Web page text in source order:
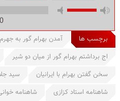
برچسب ها
آمدن بهرام گور به جهرم
اج برداشتم بهرام گور از میان دو شیر
سخن گفتن بهرام با ایرانیان
سید
شاهنامه استاد کزازی
شاهنامه